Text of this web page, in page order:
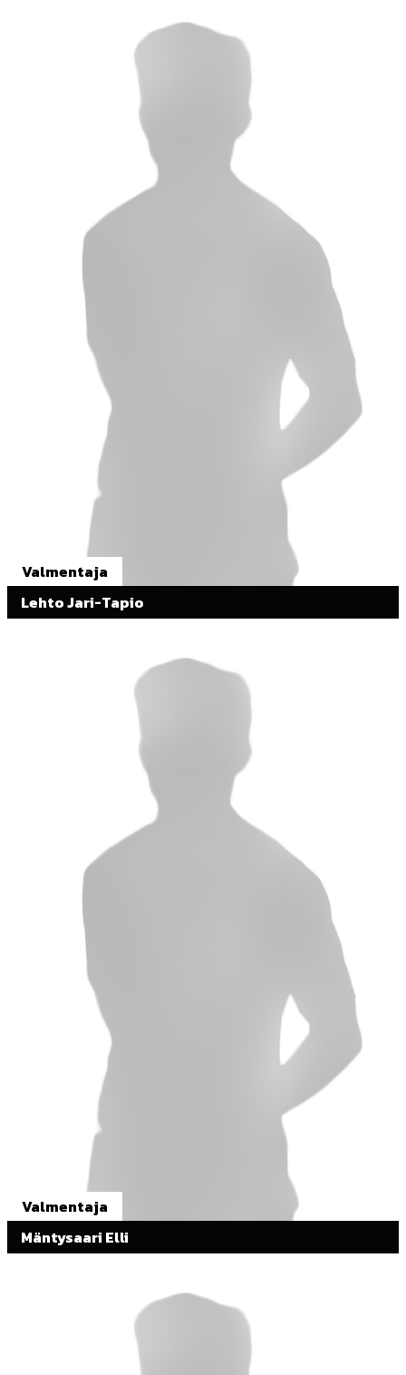
Valmentaja
Lehto Jari-Tapio
Valmentaja
Mäntysaari Elli